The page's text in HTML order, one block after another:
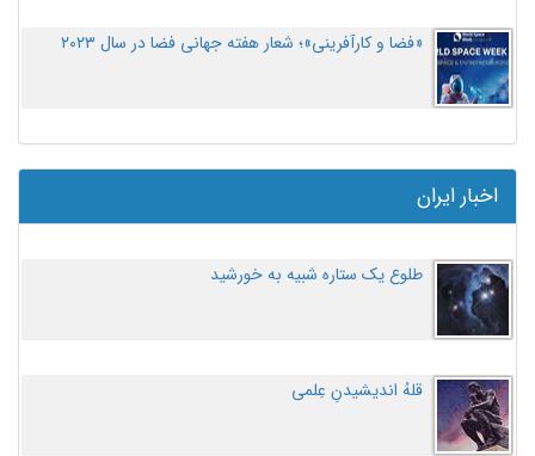
«فضا و کارآفرینی»؛ شعار هفته جهانی فضا در سال ۲۰۲۳
اخبار ایران
طلوع یک ستاره شبیه به خورشید
قلهُ اندیشیدنِ عِلمی